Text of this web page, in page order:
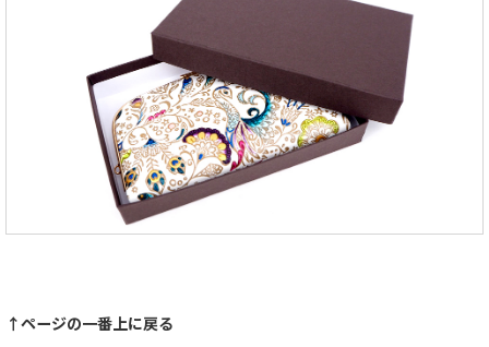
↑ページの一番上に戻る